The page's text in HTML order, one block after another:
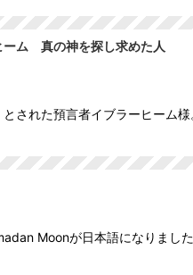
ーム 真の神を探し求めた人
された預言者イブラーヒーム
Moonが日本語になりまし